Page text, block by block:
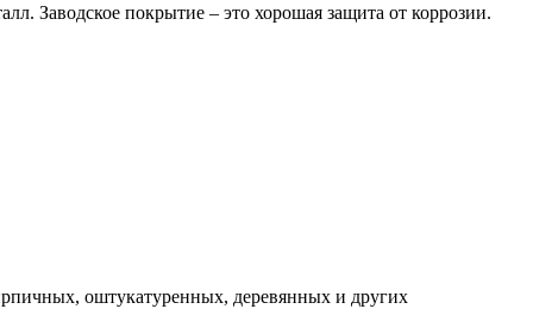
Завод­ское покры­тие – это хоро­шая защи­та от кор­ро­зии.
оштукатуренных, деревянных и других